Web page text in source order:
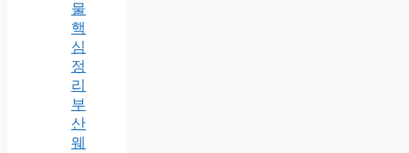
물
핵
심
정
리
부
산
웨